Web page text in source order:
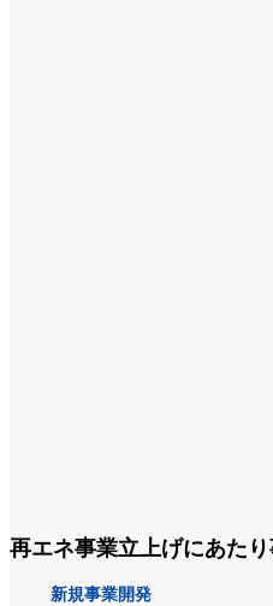
再エネ事業立上げにあた
新規事業開発